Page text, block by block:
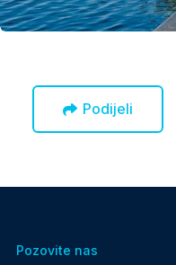
Podijeli
Pozovite nas